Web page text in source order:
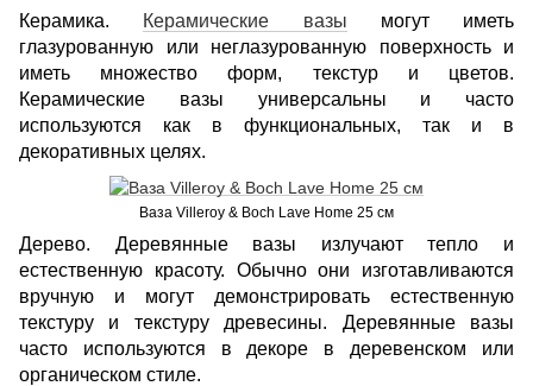
Керамика. Керамические вазы могут иметь
глазурованную или неглазурованную поверхность и
иметь множество форм, текстур и цветов.
Керамические вазы универсальны и часто
используются как в функциональных, так и в
декоративных целях.
Ваза Villeroy & Boch Lave Home 25 см
Дерево. Деревянные вазы излучают тепло и
естественную красоту. Обычно они изготавливаются
вручную и могут демонстрировать естественную
текстуру и текстуру древесины. Деревянные вазы
часто используются в декоре в деревенском или
органическом стиле.